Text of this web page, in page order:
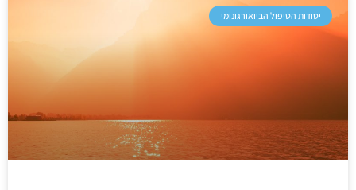
יסודות הטיפול הביואורגונומי